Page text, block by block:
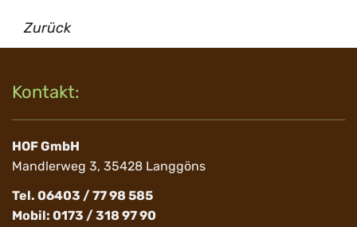
Zurück
Kontakt:
HOF GmbH
Mandlerweg 3, 35428 Langgöns
Tel. 06403 / 77 98 585
Mobil: 0173 / 318 97 90